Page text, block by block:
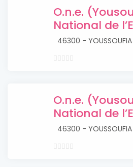
O.n.e.
National de
46300 - YOUSSOUFIA
O.n.e.
National de
46300 - YOUSSOUFIA